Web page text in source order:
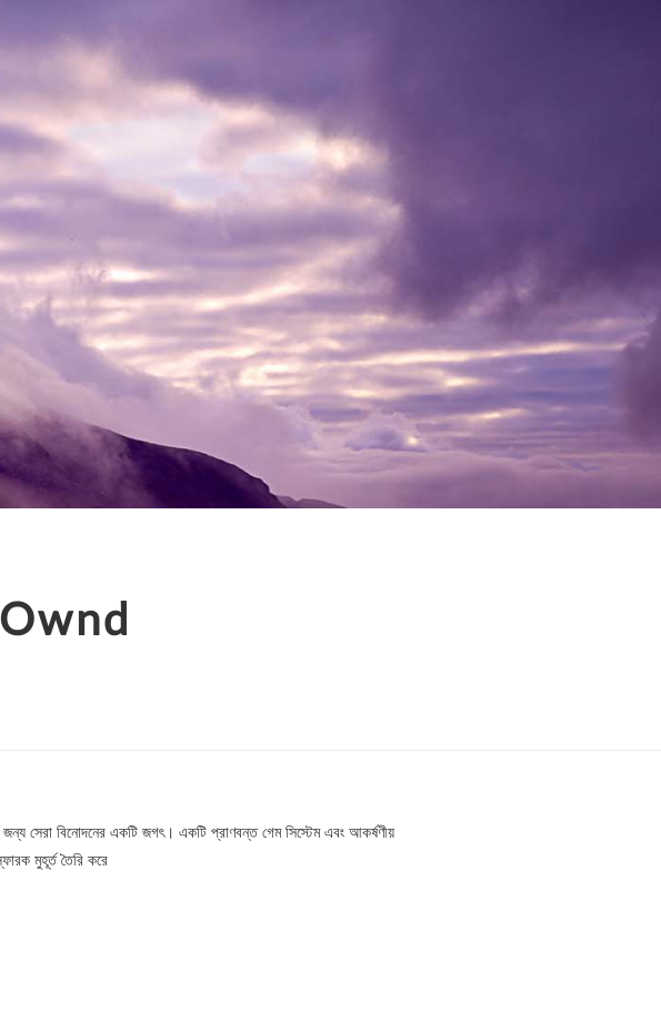
সেরা বিনোদনের একটি জগৎ। একটি প্রাণবন্ত গেম সিস্টেম এবং আকর্ষণীয়
মুহূর্ত তৈরি করে